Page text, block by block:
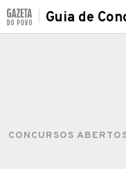
Guia de
CONCURSOS